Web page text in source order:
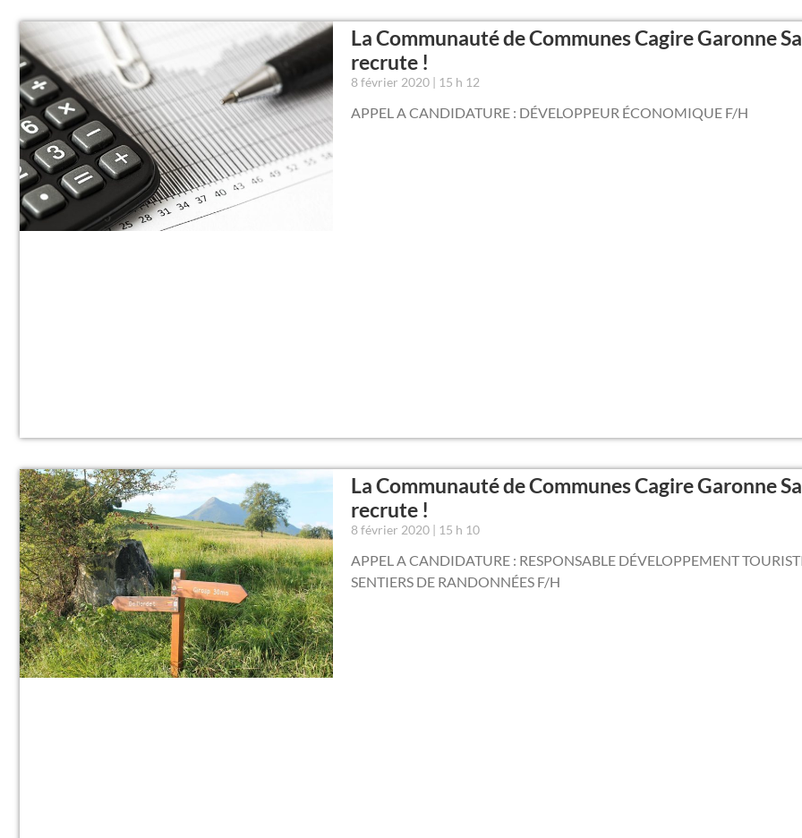
La Communauté de Communes Cagire Garonne
recrute !
8 février 2020 15 h 12
APPEL A CANDIDATURE : DÉVELOPPEUR ÉCONOMIQUE F/H
La Communauté de Communes Cagire Garonne
recrute !
8 février 2020 15 h 10
APPEL A CANDIDATURE : RESPONSABLE DÉVELOPPEMENT
SENTIERS DE RANDONNÉES F/H